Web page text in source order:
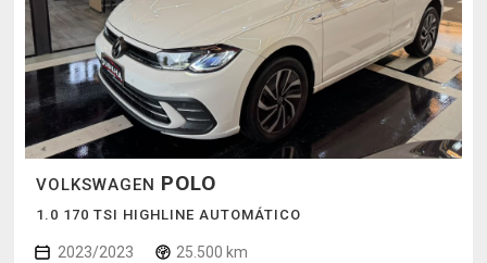
VOLKSWAGEN POLO
1.0 170 TSI HIGHLINE AUTOMÁTICO
2023/2023 25.500 km